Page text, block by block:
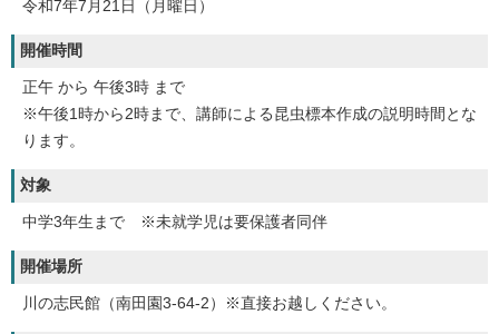
令和7年7月21日（月曜日）
開催時間
正午 から 午後3時 まで
※午後1時から2時まで、講師による昆虫標本作成の説明時間とな
ります。
対象
中学3年生まで ※未就学児は要保護者同伴
開催場所
川の志民館（南田園3-64-2）※直接お越しください。